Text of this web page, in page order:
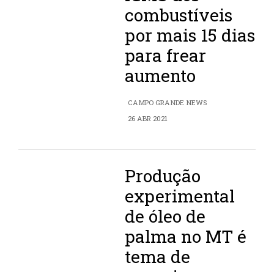
combustíveis
por mais 15 dias
para frear
aumento
CAMPO GRANDE NEWS
26 ABR 2021
Produção
experimental
de óleo de
palma no MT é
tema de